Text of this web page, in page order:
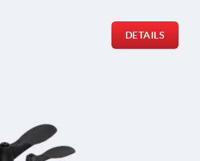
DETAILS